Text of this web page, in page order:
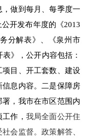
做到每月、每季度一
开发布年度的《2013
分解表》、《泉州市
》，公开内容包括：
目、开工套数、建设
息内容。二是保障房
，我市在市区范围内
作， 我局全面公开住
社会监督。政策解答、